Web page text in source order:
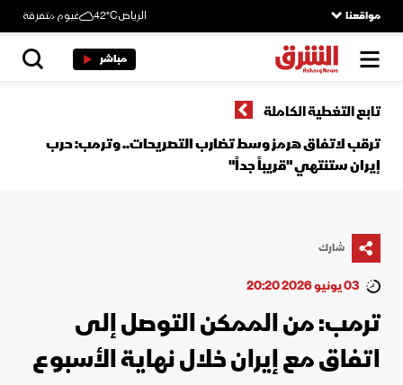
مواقعنا الرياض42°C غيوم متفرقة
مباشر
تابع التغطية الكاملة
ترقب لاتفاق هرمز وسط تضارب التصريحات.. وترمب: حرب
إيران ستنتهي "قريباً جداً"
شارك
03 يونيو 2026 20:20
ترمب: من الممكن التوصل إلى
اتفاق مع إيران خلال نهاية الأسبوع